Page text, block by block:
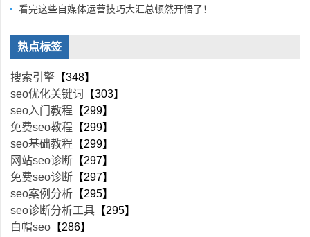
看完这些自媒体运营技巧大汇总顿然开悟了！
热点标签
搜索引擎 【348】
seo优化关键词
【303】
seo入门教程 【299】
免费seo教程 【299】
seo基础教程 【299】
网站seo诊断 【297】
免费seo诊断 【297】
seo案例分析 【295】
seo诊断分析工具 【295】
白帽seo 【286】